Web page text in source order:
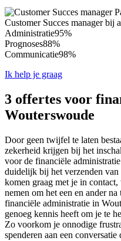
Customer Succes manager bij
Administratie95%
Prognoses88%
Communicatie98%
Ik help je graag
3 offertes voor
Wouterswoude
Door geen twijfel te laten
zekerheid krijgen bij het
voor de financiële
duidelijk bij het verzenden van
komen graag met je in
nemen om het een en ander
financiële administratie in
genoeg kennis heeft om je te
Zo voorkom je onnodige
spenderen aan een